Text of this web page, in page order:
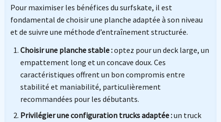
Pour maximiser les bénéfices du surfskate, il est
fondamental de choisir une planche adaptée à son niveau
et de suivre une méthode d’entraînement structurée.
Choisir une planche stable :optez pour un deck large, un
empattement long et un concave doux. Ces
caractéristiques offrent un bon compromis entre
stabilité et maniabilité, particulièrement
recommandées pour les débutants.
Privilégier une configuration trucks adaptée :un truck